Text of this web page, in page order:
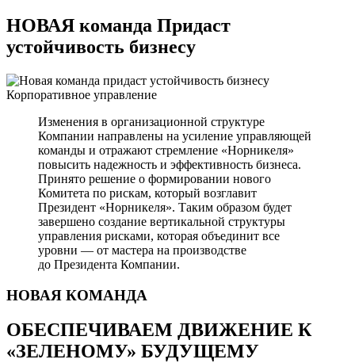
НОВАЯ команда Придаст
устойчивость бизнесу
Корпоративное управление
Изменения в организационной структуре
Компании направлены на усиление управляющей
команды и отражают стремление «Норникеля»
повысить надежность и эффективность бизнеса.
Принято решение о формировании нового
Комитета по рискам, который возглавит
Президент «Норникеля». Таким образом будет
завершено создание вертикальной структуры
управления рисками, которая объединит все
уровни — от мастера на производстве
до Президента Компании.
НОВАЯ КОМАНДА
ОБЕСПЕЧИВАЕМ ДВИЖЕНИЕ К
«ЗЕЛЕНОМУ» БУДУЩЕМУ